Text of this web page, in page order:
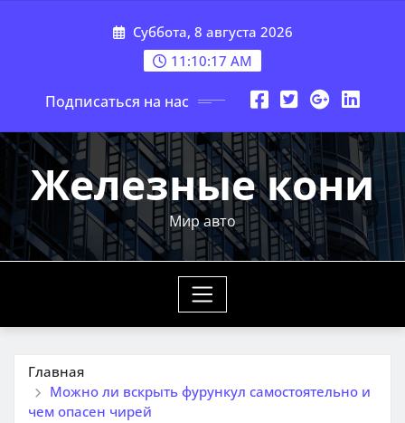
Суббота, 8 августа 2026
11:10:18 AM
Подписаться на нас
Железные кони
Мир авто
Главная
Можно ли вскрыть фурункул самостоятельно и
чем опасен чирей